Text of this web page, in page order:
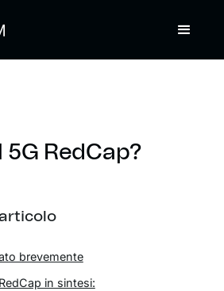
5G RedCap?
brevemente
in sintesi: